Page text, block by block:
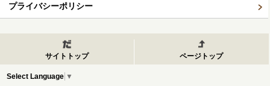
プライバシーポリシー
サイトトップ ページトップ
Select Language ▼